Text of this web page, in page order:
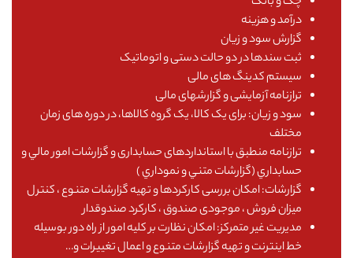
درآمد و هزینه
گزارش سود و زیان
ثبت سندها در دو حالت دستی و اتوماتیک
سیستم کدینگ های مالی
ترازنامه آزمایشی و گزارشهای مالی
سود و زیان: برای یک کالا، یک گروه کالاها، در دوره های زمان
مختلف
ترازنامه منطبق با استانداردهای حسابداری و گزارشات امور مالي و
حسابداري (گزارشات متني و نموداري )
گزارشات: امکان بررسی کارکردها و تهیه گزارشات متنوع ، کنترل
میزان فروش ، موجودی صندوق ، کارکرد صندوقدار
مدیریت غیر متمرکز: امکان نظارت بر کلیه امور از راه دور بوسیله
خط اينترنت و تهیه گزارشات متنوع و اعمال تغییرات و…